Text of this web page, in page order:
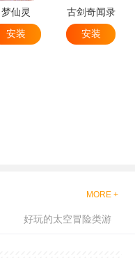
梦仙灵
安装
古剑奇闻录
安装
MORE +
好玩的太空冒险类游